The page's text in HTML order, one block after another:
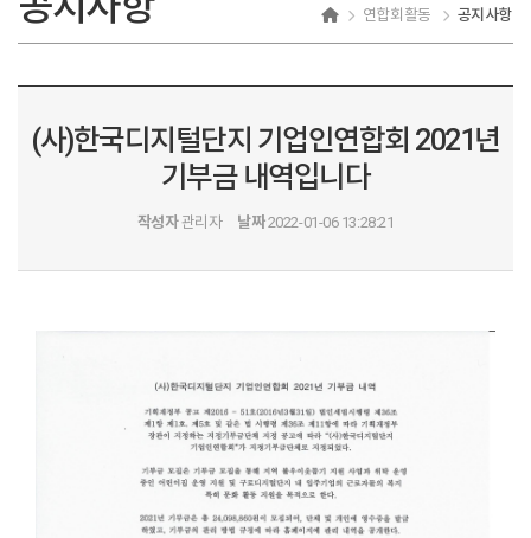
연합회활동 공지사항
(사)한국디지털단지 기업인연합회 2021년
기부금 내역입니다
작성자관리자 날짜2022-01-06 13:28:21